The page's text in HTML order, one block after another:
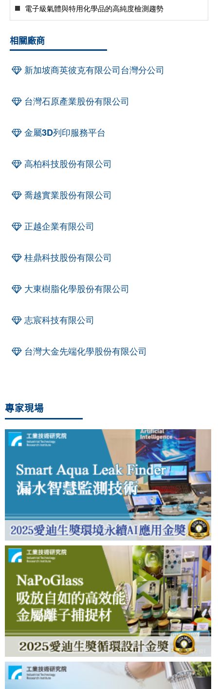
電子級氣體與特用化學品的高純度檢測趨勢
相關廠商
新加坡商英彼克有限公司台灣分公司
台灣石原產業股份有限公司
金屬3D列印服務平台
高柏科技股份有限公司
喬越實業股份有限公司
正越企業有限公司
桂鼎科技股份有限公司
大東樹脂化學股份有限公司
志宸科技有限公司
台灣大金先端化學股份有限公司
專家現場